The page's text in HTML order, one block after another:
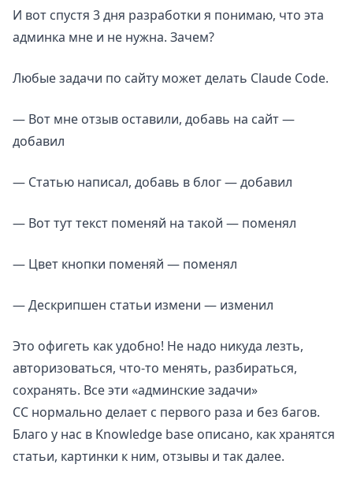
И вот спустя 3 дня разработки я понимаю, что эта
админка мне и не нужна. Зачем?
Любые задачи по сайту может делать Claude Code.
— Вот мне отзыв оставили, добавь на сайт —
добавил
— Статью написал, добавь в блог — добавил
— Вот тут текст поменяй на такой — поменял
— Цвет кнопки поменяй — поменял
— Дескрипшен статьи измени — изменил
Это офигеть как удобно! Не надо никуда лезть,
авторизоваться, что-то менять, разбираться,
сохранять. Все эти «админские задачи»
CC нормально делает с первого раза и без багов.
Благо у нас в Knowledge base описано, как хранятся
статьи, картинки к ним, отзывы и так далее.